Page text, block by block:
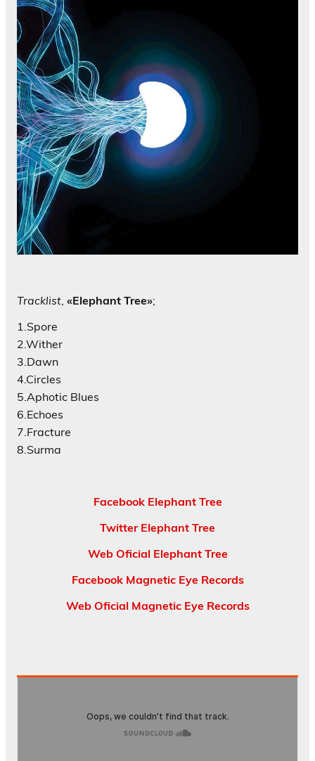
Tracklist, «Elephant Tree»;
1.Spore
2.Wither
3.Dawn
4.Circles
5.Aphotic Blues
6.Echoes
7.Fracture
8.Surma
Facebook Elephant Tree
Twitter Elephant Tree
Web Oficial Elephant Tree
Facebook Magnetic Eye Records
Web Oficial Magnetic Eye Records